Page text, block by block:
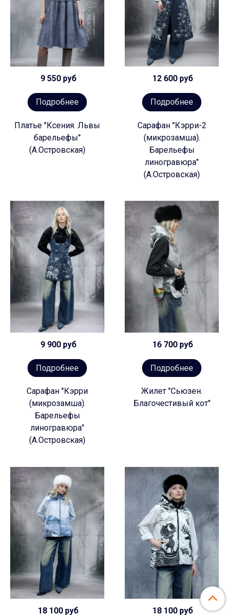
9 550 руб
Подробнее
Платье "Ксения. Львы
барельефы"
(А.Островская)
12 600 руб
Подробнее
Сарафан "Кэрри-2
(микрозамша).
Барельефы
линогравюра"
(А.Островская)
9 900 руб
Подробнее
Сарафан "Кэрри
(микрозамша).
Барельефы
линогравюра"
(А.Островская)
16 700 руб
Подробнее
Жилет "Сьюзен.
Благочестивый кот"
18 100 руб 18 100 руб